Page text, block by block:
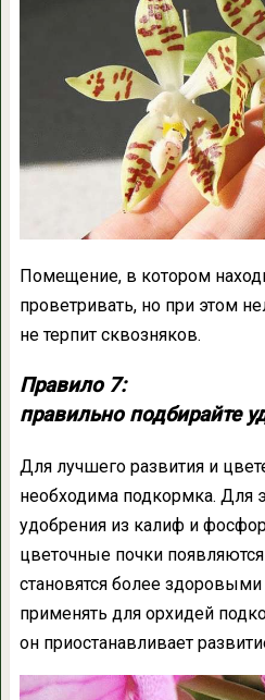
Помещение, в котором
проветривать, но при этом
не терпит сквозняков.
Правило 7:
правильно подбирайте
Для лучшего развития и
необходима подкормка. Для
удобрения из калиф и
цветочные почки
становятся более
применять для орхидей
он приостанавливает